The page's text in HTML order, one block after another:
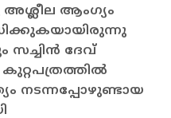
ആംഗ്യം
സച്ചിന്‍ ദേവ്
നടന്നപ്പോഴുണ്ടായ